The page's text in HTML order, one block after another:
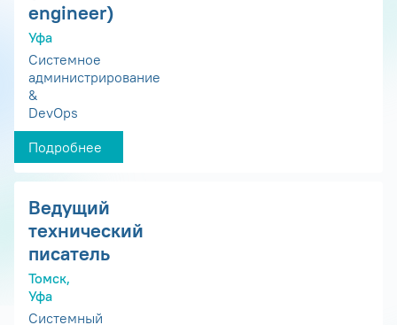
engineer)
Уфа
Системное
администрирование
&
DevOps
Подробнее
Ведущий
технический
писатель
Томск,
Уфа
Системный